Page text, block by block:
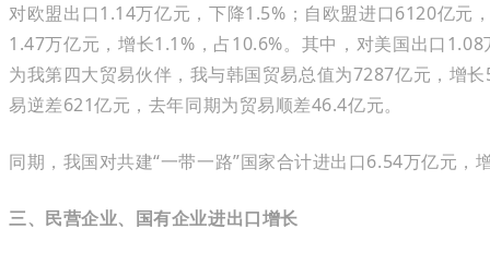
对欧盟出口1.14万亿元，下降1.5%；自欧盟进口6120亿元
1.47万亿元，增长1.1%，占10.6%。其中，对美国出口
为我第四大贸易伙伴，我与韩国贸易总值为7287亿元，增
易逆差621亿元，去年同期为贸易顺差46.4亿元。
同期，我国对共建“一带一路”国家合计进出口6.54万亿元
三、民营企业、国有企业进出口增长